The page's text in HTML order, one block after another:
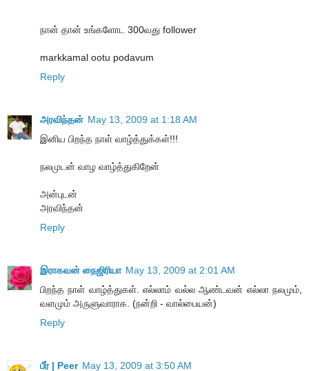
நான் தான் உங்களோட 300வது follower
markkamal ootu podavum
Reply
அரவிந்தன் May 13, 2009 at 1:18 AM
இனிய பிறந்த நாள் வாழ்த்துக்கள்!!!
நலமுடன் வாழ வாழ்த்துகிறேன்
அன்புடன்
அரவிந்தன்
Reply
இராகவன் நைஜிரியா May 13, 2009 at 2:01 AM
பிறந்த நாள் வாழ்த்துகள். எல்லாம் வல்ல ஆண்டவன் எல்லா நலமும்,
வளமும் அருளுவாராக. (நன்றி - வால்பையன்)
Reply
பீர் | Peer May 13, 2009 at 3:50 AM